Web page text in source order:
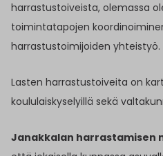
harrastustoiveista, olemassa
toimintatapojen
harrastustoimijoiden yhteistyö.
Lasten harrastustoiveita on
koululaiskyselyillä sekä
Janakkalan harrastamisen